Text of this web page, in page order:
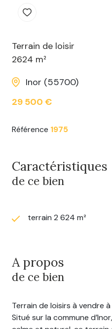
Terrain de loisir
2624 m²
Inor (55700)
29 500 €
Référence 1975
Caractéristiques
de ce bien
terrain 2 624 m²
A propos
de ce bien
Terrain de loisirs à vendre
Situé sur la commune